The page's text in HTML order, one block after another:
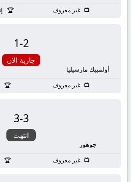
مباريات
بث
مباشر
غير معروف
أولمبيك مارسيليا
2
-
1
جارية الان
غير معروف
جوهور
3
-
3
انتهت
غير معروف